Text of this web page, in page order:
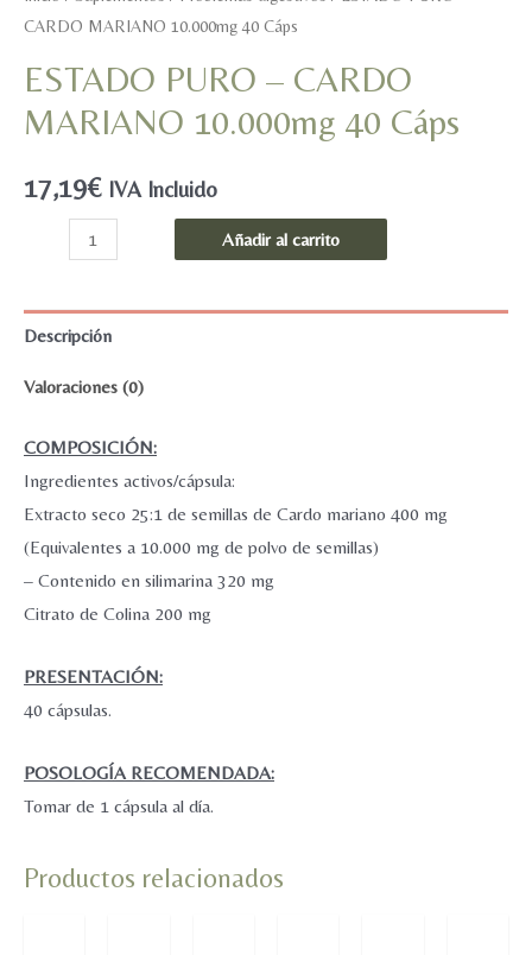
CARDO MARIANO 10.000mg 40 Cáps
ESTADO PURO – CARDO
MARIANO 10.000mg 40 Cáps
17,19€ IVA Incluido
ESTADO
PURO
CARDO
10.000mg
Añadir al carrito
Descripción
Valoraciones (0)
COMPOSICIÓN:
Ingredientes activos/cápsula:
Extracto seco 25:1 de semillas de Cardo mariano 400 mg
(Equivalentes a 10.000 mg de polvo de semillas)
– Contenido en silimarina 320 mg
Citrato de Colina 200 mg
PRESENTACIÓN:
40 cápsulas.
POSOLOGÍA RECOMENDADA:
Tomar de 1 cápsula al día.
Productos relacionados